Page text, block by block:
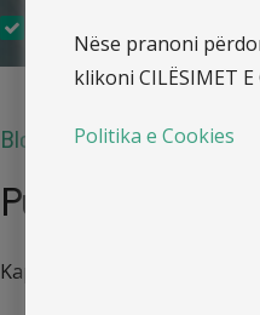
Blog
Punonjësi nuk
Kapitali njerëzor paraqet
Nëse pranoni
klikoni CILËSIMET
Politika e Cookies